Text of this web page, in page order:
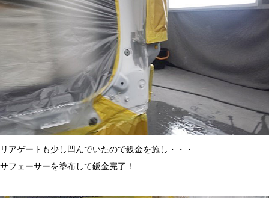
リアゲートも少し凹んでいたので鈑金を施し・・・
サフェーサーを塗布して鈑金完了！